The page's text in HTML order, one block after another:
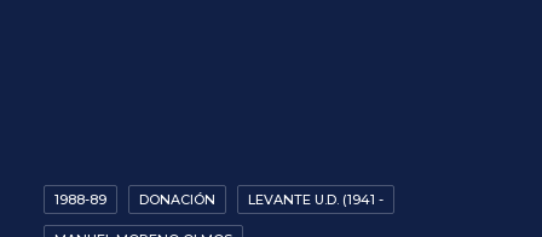
1988-89 DONACIÓN LEVANTE U.D. (1941 -